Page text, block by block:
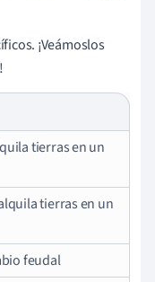
¡Veámoslos
tierras en un
tierras en un
feudal